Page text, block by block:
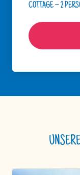
COTTAGE – 2